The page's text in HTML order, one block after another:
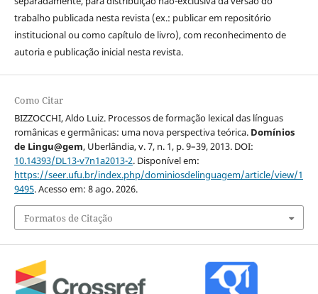
trabalho publicada nesta revista (ex.: publicar em repositório
institucional ou como capítulo de livro), com reconhecimento de
autoria e publicação inicial nesta revista.
Como Citar
BIZZOCCHI, Aldo Luiz. Processos de formação lexical das línguas
românicas e germânicas: uma nova perspectiva teórica. Domínios
de Lingu@gem, Uberlândia, v. 7, n. 1, p. 9–39, 2013. DOI:
10.14393/DL13-v7n1a2013-2. Disponível em:
https://seer.ufu.br/index.php/dominiosdelinguagem/article/view/1
9495. Acesso em: 8 ago. 2026.
Formatos de Citação